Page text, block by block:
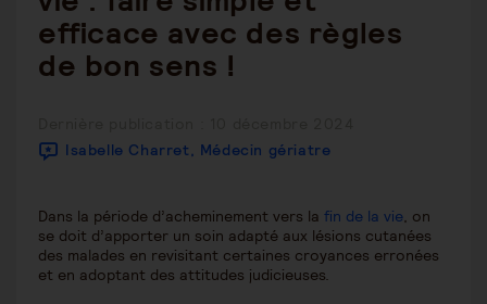
efficace avec des règles
de bon sens !
publiée :
Isabelle Charret, Médecin gériatre
Dans la période d’acheminement vers la fin de la vie, on
se doit d’apporter un soin adapté aux lésions cutanées
des malades en revisitant certaines croyances erronées
et en adoptant des attitudes judicieuses.